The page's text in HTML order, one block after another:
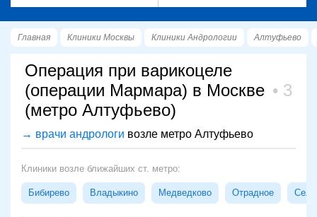
Главная Клиники Москвы Клиники Андрологии Алтуфьево
Операция при варикоцеле
(операции Мармара) в Москве
(метро Алтуфьево)
3
→ врачи андрологи возле метро Алтуфьево
Клиники возле ближайших ст. метро:
Бибирево Владыкино Медведково Отрадное